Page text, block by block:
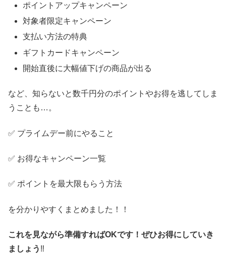
ポイントアップキャンペーン
対象者限定キャンペーン
支払い方法の特典
ギフトカードキャンペーン
開始直後に大幅値下げの商品が出る
など、知らないと数千円分のポイントやお得を逃してしま
うことも…。
✅ プライムデー前にやること
✅ お得なキャンペーン一覧
✅ ポイントを最大限もらう方法
を分かりやすくまとめました！！
これを見ながら準備すればOKです！ぜひお得にしていき
ましょう ‼️